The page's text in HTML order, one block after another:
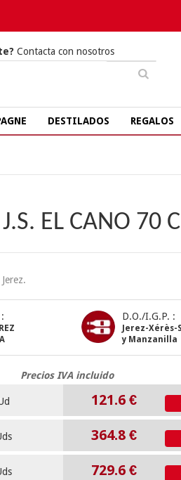
Contacta con nosotros
DESTILADOS REGALOS
EL CANO 70
D.O./I.G.P. :
Jerez-Xérès-
y Manzanilla
Precios IVA incluido
121.6€
364.8€
729.6€